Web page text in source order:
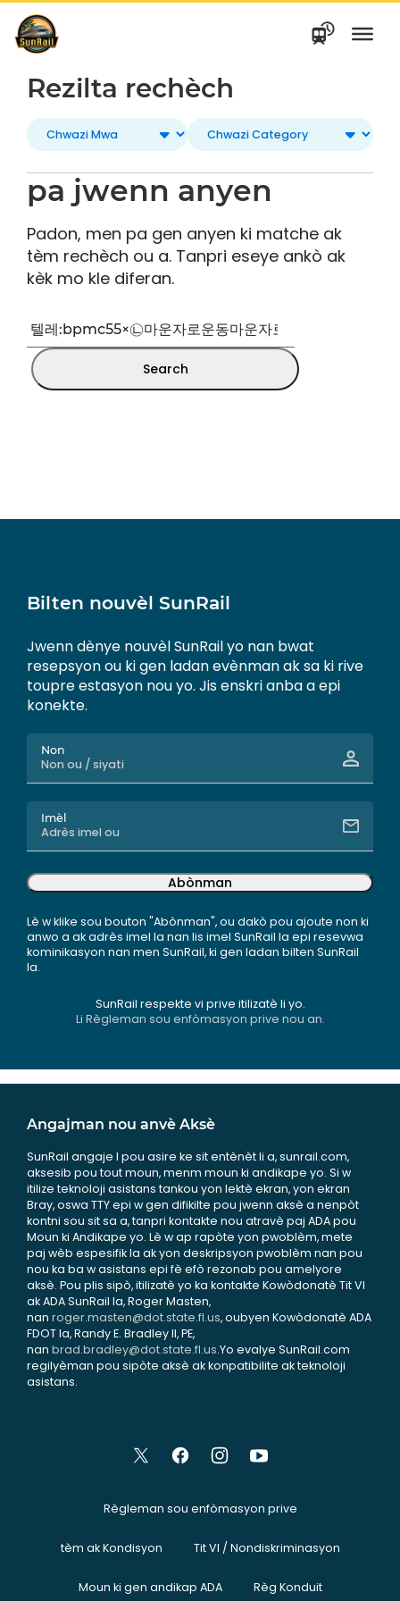
Ale
nan
kontni
Rezilta rechèch
pa jwenn anyen
Padon, men pa gen anyen ki matche ak
tèm rechèch ou a. Tanpri eseye ankò ak
kèk mo kle diferan.
Rechèch
Bilten nouvèl SunRail
Jwenn dènye nouvèl SunRail yo nan bwat
resepsyon ou ki gen ladan evènman ak sa ki rive
toupre estasyon nou yo. Jis enskri anba a epi
konekte.
Non
Imèl
Abònman
Lè w klike sou bouton "Abònman", ou dakò pou ajoute non ki
anwo a ak adrès imel la nan lis imel SunRail la epi resevwa
kominikasyon nan men SunRail, ki gen ladan bilten SunRail
la.
SunRail respekte vi prive itilizatè li yo.
Li Règleman sou enfòmasyon prive nou an.
Angajman nou anvè Aksè
SunRail angaje l pou asire ke sit entènèt li a, sunrail.com,
aksesib pou tout moun, menm moun ki andikape yo. Si w
itilize teknoloji asistans tankou yon lektè ekran, yon ekran
Bray, oswa TTY epi w gen difikilte pou jwenn aksè a nenpòt
kontni sou sit sa a, tanpri kontakte nou atravè paj ADA pou
Moun ki Andikape yo. Lè w ap rapòte yon pwoblèm, mete
paj wèb espesifik la ak yon deskripsyon pwoblèm nan pou
nou ka ba w asistans epi fè efò rezonab pou amelyore
aksè. Pou plis sipò, itilizatè yo ka kontakte Kowòdonatè Tit VI
ak ADA SunRail la, Roger Masten,
nan roger.masten@dot.state.fl.us, oubyen Kowòdonatè ADA
FDOT la, Randy E. Bradley II, PE,
nan brad.bradley@dot.state.fl.us.Yo evalye SunRail.com
regilyèman pou sipòte aksè ak konpatibilite ak teknoloji
asistans.
Règleman sou enfòmasyon prive
tèm ak Kondisyon Tit VI / Nondiskriminasyon
Moun ki gen andikap ADA Règ Konduit